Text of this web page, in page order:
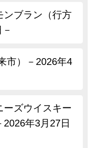
ンブラン（行方
市）－2026年4
ーズウイスキー
年3月27日